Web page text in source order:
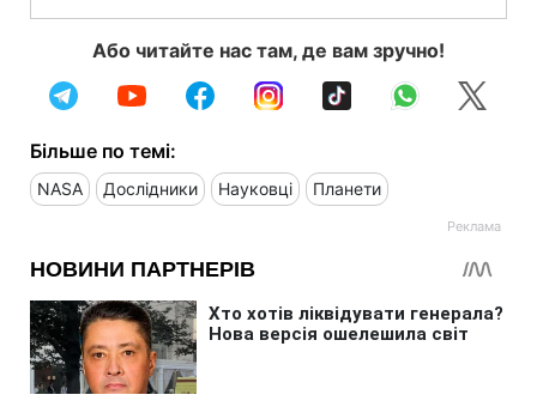
Або читайте нас там, де вам зручно!
Більше по темі:
NASA Дослідники Науковці Планети